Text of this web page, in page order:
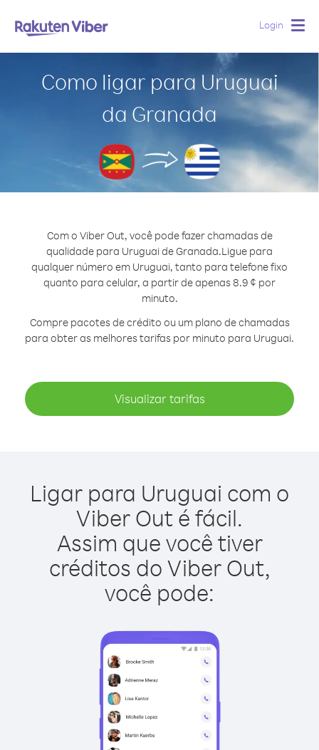
Login
Como ligar para Uruguai
da Granada
Com o Viber Out, você pode fazer chamadas de
qualidade para Uruguai de Granada.Ligue para
qualquer número em Uruguai, tanto para telefone fixo
quanto para celular, a partir de apenas 8.9 ¢ por
minuto.
Compre pacotes de crédito ou um plano de chamadas
para obter as melhores tarifas por minuto para Uruguai.
Visualizar tarifas
Ligar para Uruguai com o
Viber Out é fácil.
Assim que você tiver
créditos do Viber Out,
você pode: